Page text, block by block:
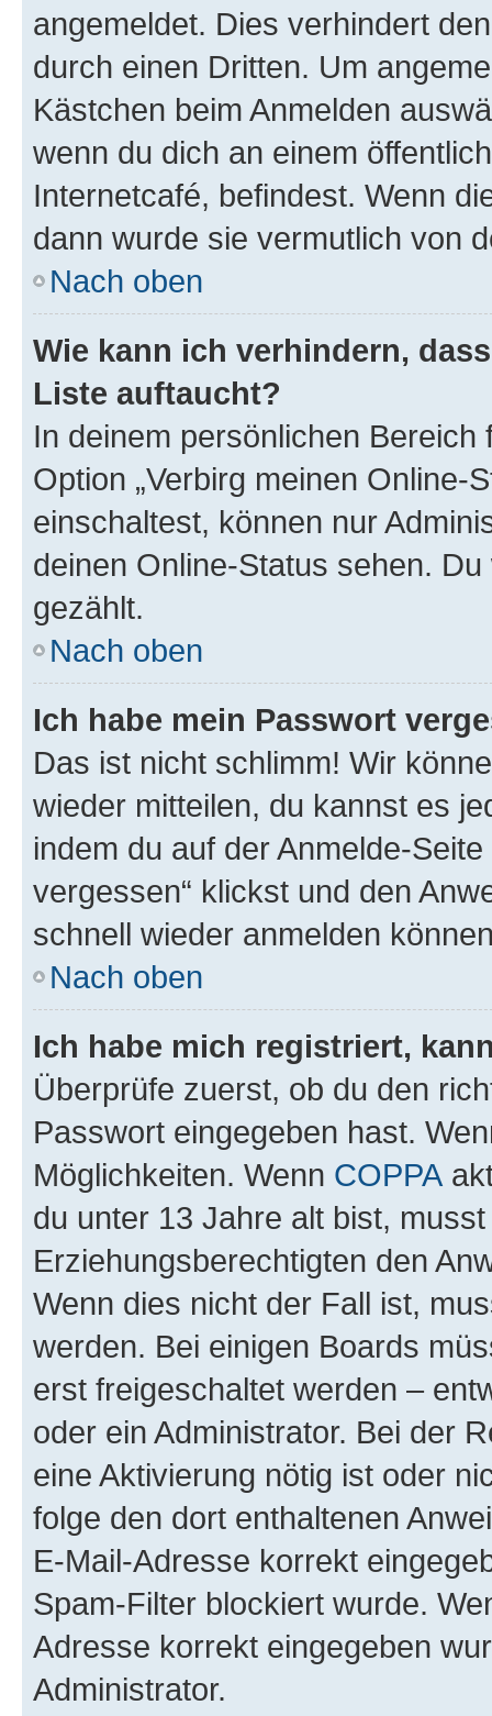
angemeldet. Dies verhindert
durch einen Dritten. Um
Kästchen beim Anmelden
wenn du dich an einem
Internetcafé, befindest. Wenn
dann wurde sie vermutlich von
Nach oben
Wie kann ich verhindern,
Liste auftaucht?
In deinem persönlichen
Option „Verbirg meinen Online-
einschaltest, können nur
deinen Online-Status sehen.
gezählt.
Nach oben
Ich habe mein Passwort
Das ist nicht schlimm! Wir
wieder mitteilen, du kannst es
indem du auf der Anmelde-
vergessen“ klickst und den
schnell wieder anmelden
Nach oben
Ich habe mich registriert,
Überprüfe zuerst, ob du den
Passwort eingegeben hast.
Möglichkeiten. Wenn COPPA
du unter 13 Jahre alt bist,
Erziehungsberechtigten den
Wenn dies nicht der Fall ist,
werden. Bei einigen Boards
erst freigeschaltet werden –
oder ein Administrator. Bei der
eine Aktivierung nötig ist oder
folge den dort enthaltenen
E-Mail-Adresse korrekt
Spam-Filter blockiert wurde.
Adresse korrekt eingegeben
Administrator.